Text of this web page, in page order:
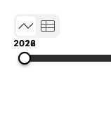
2018
2022
2026